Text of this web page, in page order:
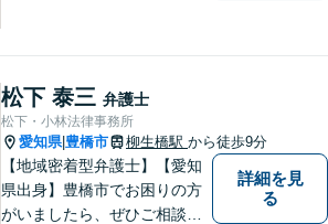
回30分は無料ですから、お気
軽にお電話ください。
松下 泰三 弁護士
松下・小林法律事務所
愛知県| 豊橋市 柳生橋駅 から徒歩9分
【地域密着型弁護士】【愛知
県出身】豊橋市でお困りの方
がいましたら、ぜひご相談く
詳細を見
る